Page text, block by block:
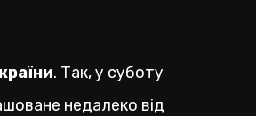
. Так, у суботу
недалеко від